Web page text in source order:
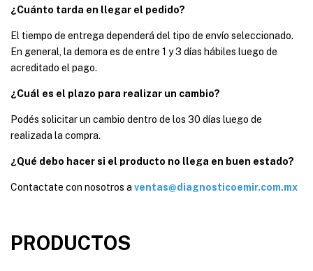
¿Cuánto tarda en llegar el pedido?
El tiempo de entrega dependerá del tipo de envío seleccionado.
En general, la demora es de entre 1 y 3 días hábiles luego de
acreditado el pago.
¿Cuál es el plazo para realizar un cambio?
Podés solicitar un cambio dentro de los 30 días luego de
realizada la compra.
¿Qué debo hacer si el producto no llega en buen estado?
Contactate con nosotros a ventas@diagnosticoemir.com.mx
PRODUCTOS